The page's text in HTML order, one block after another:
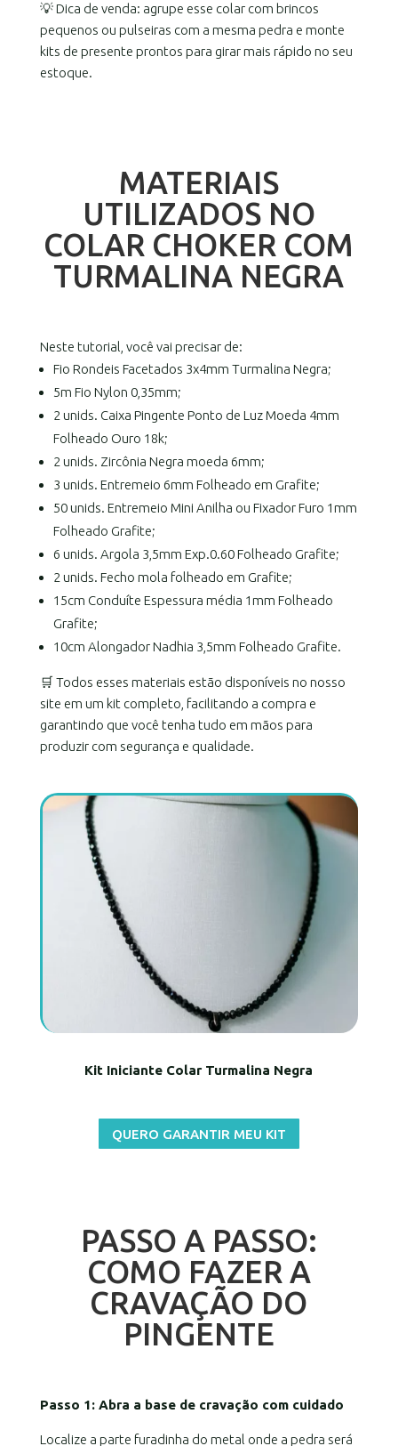
💡 Dica de venda: agrupe esse colar com brincos
pequenos ou pulseiras com a mesma pedra e monte
kits de presente prontos para girar mais rápido no seu
estoque.
MATERIAIS
UTILIZADOS NO
COLAR CHOKER COM
TURMALINA NEGRA
Neste tutorial, você vai precisar de:
Fio Rondeis Facetados 3x4mm Turmalina Negra;
5m Fio Nylon 0,35mm;
2 unids. Caixa Pingente Ponto de Luz Moeda 4mm
Folheado Ouro 18k;
2 unids. Zircônia Negra moeda 6mm;
3 unids. Entremeio 6mm Folheado em Grafite;
50 unids. Entremeio Mini Anilha ou Fixador Furo 1mm
Folheado Grafite;
6 unids. Argola 3,5mm Exp.0.60 Folheado Grafite;
2 unids. Fecho mola folheado em Grafite;
15cm Conduíte Espessura média 1mm Folheado
Grafite;
10cm Alongador Nadhia 3,5mm Folheado Grafite.
🛒 Todos esses materiais estão disponíveis no nosso
site em um kit completo, facilitando a compra e
garantindo que você tenha tudo em mãos para
produzir com segurança e qualidade.
Kit Iniciante Colar Turmalina Negra
QUERO GARANTIR MEU KIT
PASSO A PASSO:
COMO FAZER A
CRAVAÇÃO DO
PINGENTE
Passo 1: Abra a base de cravação com cuidado
Localize a parte furadinha do metal onde a pedra será